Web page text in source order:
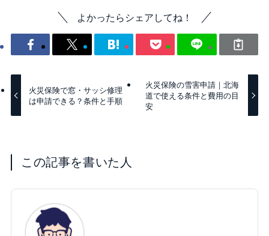
よかったらシェアしてね！
火災保険で窓・サッシ修理
は申請できる？条件と手順
火災保険の雪害申請｜北海
道で使える条件と費用の目
安
この記事を書いた人